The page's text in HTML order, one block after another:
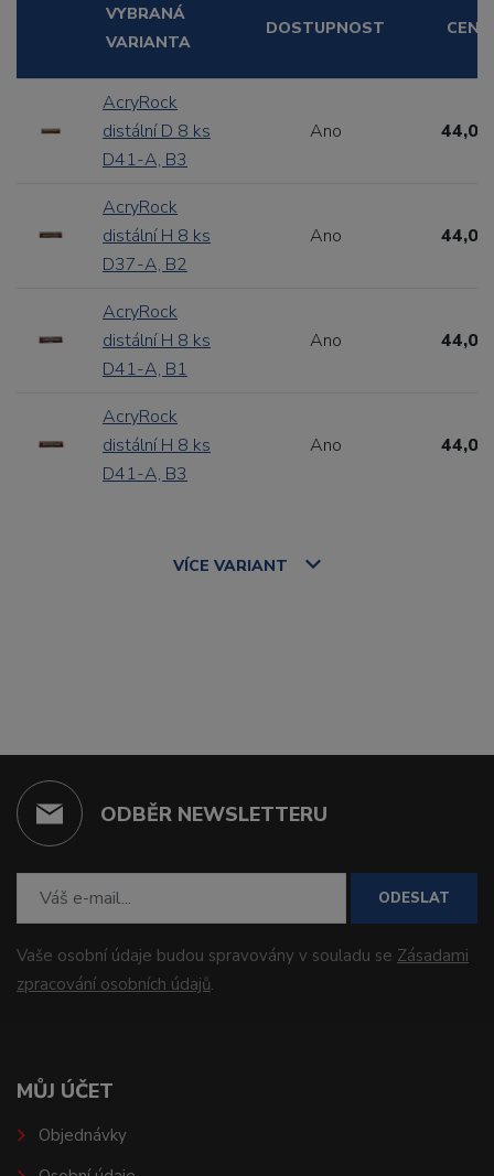
VYBRANÁ
VARIANTA
DOSTUPNOST CENA
AcryRock
distální D 8 ks
D41-A, B3
Ano 44,00
AcryRock
distální H 8 ks
D37-A, B2
Ano 44,00
AcryRock
distální H 8 ks
D41-A, B1
Ano 44,00
AcryRock
distální H 8 ks
D41-A, B3
Ano 44,00
VÍCE VARIANT
ODBĚR NEWSLETTERU
ODESLAT
Vaše osobní údaje budou spravovány v souladu se Zásadami
zpracování osobních údajů.
MŮJ ÚČET
Objednávky